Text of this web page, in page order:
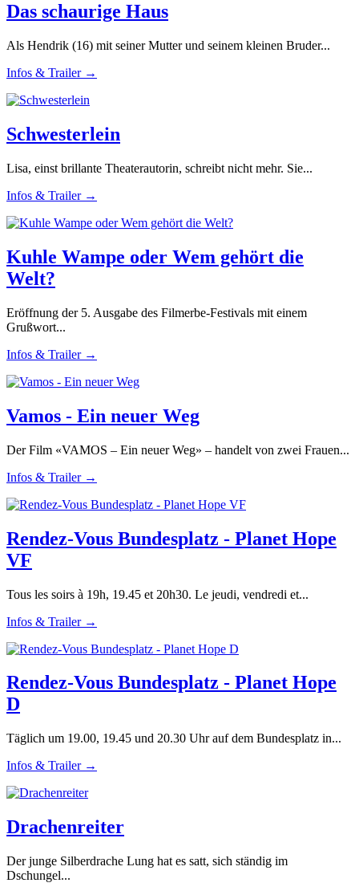
Das schaurige Haus
Als Hendrik (16) mit seiner Mutter und seinem kleinen Bruder...
Infos & Trailer →
Schwesterlein
Lisa, einst brillante Theaterautorin, schreibt nicht mehr. Sie...
Infos & Trailer →
Kuhle Wampe oder Wem gehört die
Welt?
Eröffnung der 5. Ausgabe des Filmerbe-Festivals mit einem
Grußwort...
Infos & Trailer →
Vamos - Ein neuer Weg
Der Film «VAMOS – Ein neuer Weg» – handelt von zwei Frauen...
Infos & Trailer →
Rendez-Vous Bundesplatz - Planet Hope
VF
Tous les soirs à 19h, 19.45 et 20h30. Le jeudi, vendredi et...
Infos & Trailer →
Rendez-Vous Bundesplatz - Planet Hope
D
Täglich um 19.00, 19.45 und 20.30 Uhr auf dem Bundesplatz in...
Infos & Trailer →
Drachenreiter
Der junge Silberdrache Lung hat es satt, sich ständig im
Dschungel...